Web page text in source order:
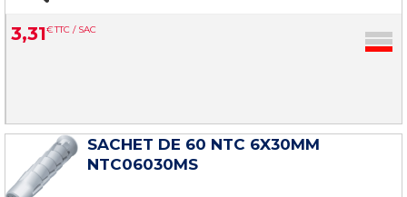
3,31€TTC / SAC
SACHET DE 60 NTC 6X30MM
NTC06030MS